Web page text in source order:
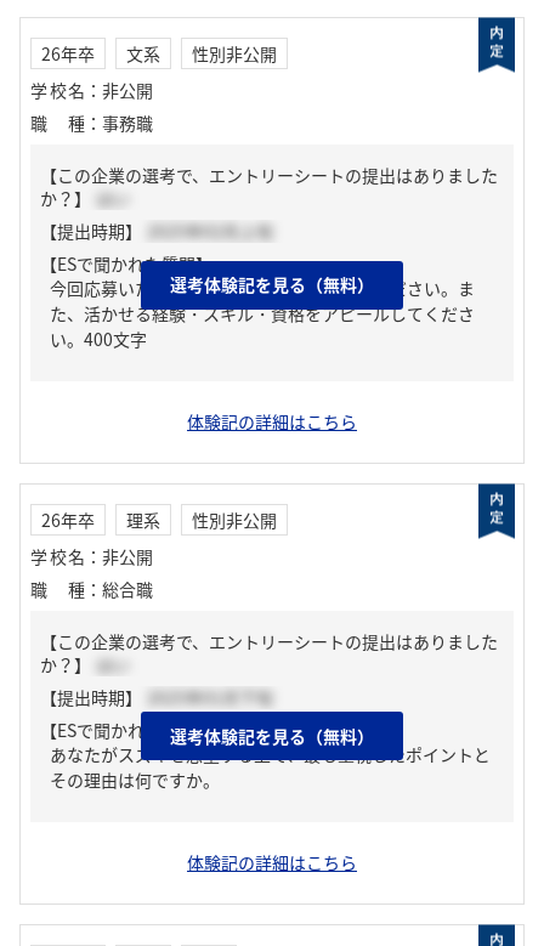
26年卒 文系
性別非公開
学校名 ： 非公開
職種 ： 事務職
【この企業の選考で、エントリーシートの提出はありました
か？】
はい
【提出時期】
2025年02月上旬
【ESで聞かれた質問】
今回応募いただく職種の志望理由を教えてください。ま
た、活かせる経験・スキル・資格をアピールしてくださ
い。400文字
体験記の詳細はこちら
選考体験記を見る（無料）
26年卒 理系
性別非公開
学校名 ： 非公開
職種 ： 総合職
【この企業の選考で、エントリーシートの提出はありました
か？】
はい
【提出時期】
2025年01月下旬
【ESで聞かれた質問】
あなたがスズキを志望する上で、最も重視したポイントと
その理由は何ですか。
体験記の詳細はこちら
選考体験記を見る（無料）